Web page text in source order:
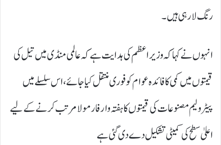
رنگ لا رہی ہیں۔
انہوں نے کہا کہ وزیراعظم کی ہدایت ہے کہ عالمی منڈی میں تیل کی
قیمتوں میں کمی کا فائدہ عوام کو فوری منتقل کیاجائے، اس سلسلے میں
پیٹرولیم مصنوعات کی قیمتوں کا ہفتہ وار فارمولا مرتب کرنےکے لیے
اعلیٰ سطح کی کمیٹی تشکیل دے دی گئی ہے